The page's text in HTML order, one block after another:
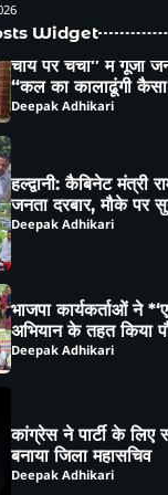
Widget
हल्द्वानी: कैबिनेट मंत्री
जनता दरबार, मौके पर
अधिकारियों को दिए सख्त
Deepak Adhikari
भाजपा कार्यकर्ताओं ने
अभियान के तहत किया
संरक्षण का लिया संकल्प
Deepak Adhikari
कांग्रेस ने पार्टी के लिए
बनाया जिला महासचिव
Deepak Adhikari
भीमताल के नियोजित
राज्यमंत्री भावना मेहरा
विस्तृत मांगपत्र
Deepak Adhikari